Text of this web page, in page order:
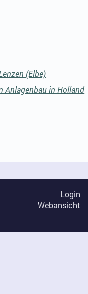
(Elbe)
Anlagenbau in Holland
Login
Webansicht